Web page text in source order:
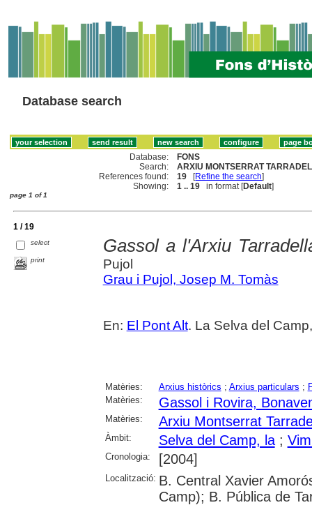
Database search
Database:
FONS
Search:
ARXIU MONTSERRAT
References found:
19 [Refine the search]
Showing:
1 .. 19 in format [Default]
page 1 of 1
1 / 19
select
print
Gassol a l'Arxiu
Pujol
Grau i Pujol, Josep M. Tomàs
En: El Pont Alt. La Selva del
Matèries: Arxius històrics ; Arxius particulars ;
Matèries:
Gassol i Rovira,
Matèries: Arxiu Montserrat
Àmbit: Selva del Camp, la;
Cronologia: [2004]
Localització: B. Central Xavier
Camp); B. Pública de